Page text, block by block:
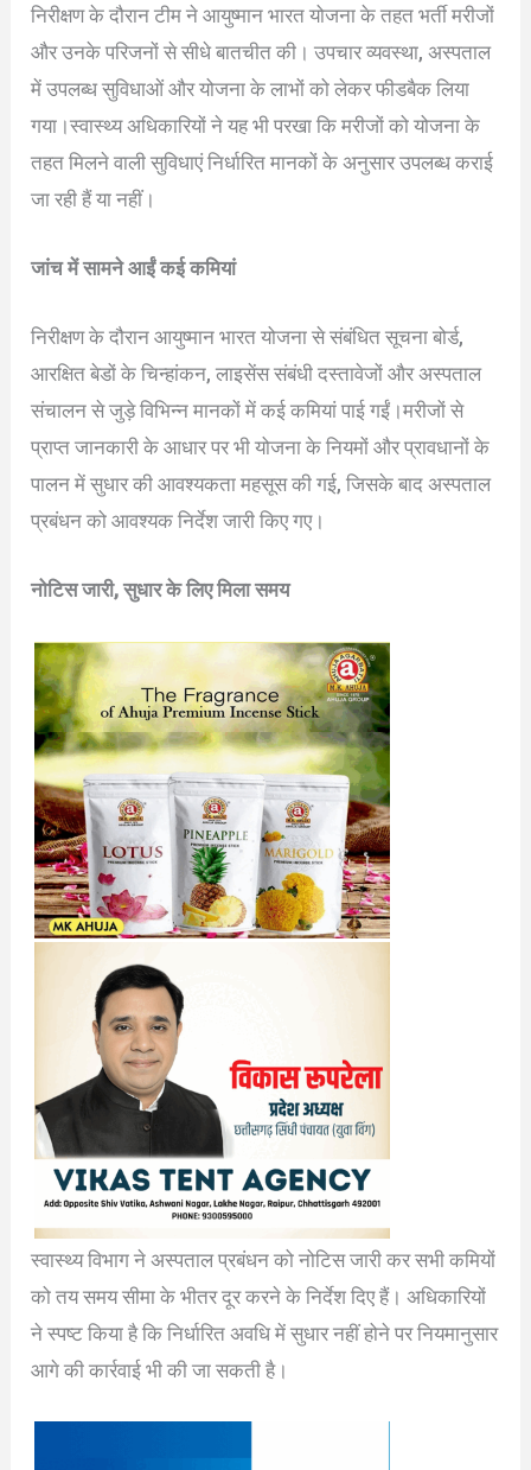
निरीक्षण के दौरान टीम ने आयुष्मान भारत योजना के तहत भर्ती मरीजों
और उनके परिजनों से सीधे बातचीत की। उपचार व्यवस्था, अस्पताल
में उपलब्ध सुविधाओं और योजना के लाभों को लेकर फीडबैक लिया
गया।स्वास्थ्य अधिकारियों ने यह भी परखा कि मरीजों को योजना के
तहत मिलने वाली सुविधाएं निर्धारित मानकों के अनुसार उपलब्ध कराई
जा रही हैं या नहीं।
जांच में सामने आईं कई कमियां
निरीक्षण के दौरान आयुष्मान भारत योजना से संबंधित सूचना बोर्ड,
आरक्षित बेडों के चिन्हांकन, लाइसेंस संबंधी दस्तावेजों और अस्पताल
संचालन से जुड़े विभिन्न मानकों में कई कमियां पाई गईं।मरीजों से
प्राप्त जानकारी के आधार पर भी योजना के नियमों और प्रावधानों के
पालन में सुधार की आवश्यकता महसूस की गई, जिसके बाद अस्पताल
प्रबंधन को आवश्यक निर्देश जारी किए गए।
नोटिस जारी, सुधार के लिए मिला समय
स्वास्थ्य विभाग ने अस्पताल प्रबंधन को नोटिस जारी कर सभी कमियों
को तय समय सीमा के भीतर दूर करने के निर्देश दिए हैं। अधिकारियों
ने स्पष्ट किया है कि निर्धारित अवधि में सुधार नहीं होने पर नियमानुसार
आगे की कार्रवाई भी की जा सकती है।